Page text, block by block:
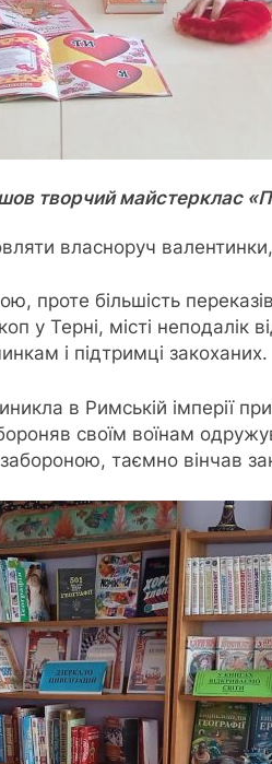
творчий майстерклас
власноруч
проте більшість
у Терні, місті неподалік
і підтримці закоханих.
в Римській імперії
своїм воїнам
таємно вінчав